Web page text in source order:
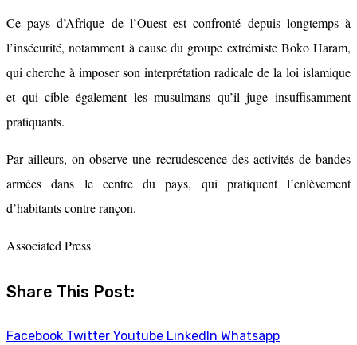
Ce pays d’Afrique de l’Ouest est confronté depuis longtemps à
l’insécurité, notamment à cause du groupe extrémiste Boko Haram,
qui cherche à imposer son interprétation radicale de la loi islamique
et qui cible également les musulmans qu’il juge insuffisamment
pratiquants.
Par ailleurs, on observe une recrudescence des activités de bandes
armées dans le centre du pays, qui pratiquent l’enlèvement
d’habitants contre rançon.
Associated Press
Share This Post:
Facebook Twitter Youtube LinkedIn Whatsapp